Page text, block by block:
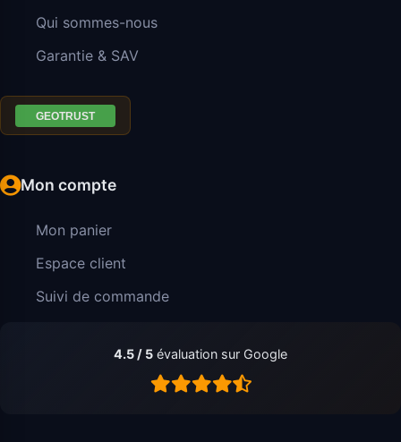
Qui sommes-nous
Garantie & SAV
Mon compte
Mon panier
Espace client
Suivi de commande
4.5 / 5 évaluation sur Google